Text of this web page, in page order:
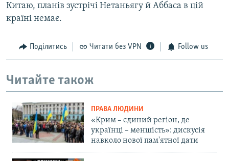
Китаю, планів зустрічі Нетаньягу й Аббаса в цій
країні немає.
Поділитись Читати без VPN Follow us
Читайте також
ПРАВА ЛЮДИНИ
«Крим – єдиний регіон, де
українці – меншість»: дискусія
навколо нової пам'ятної дати